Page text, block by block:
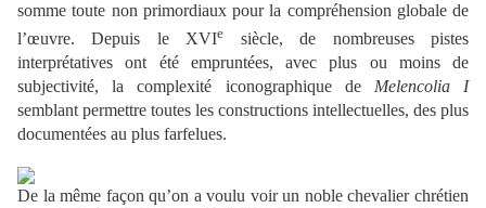
somme toute non primordiaux pour la compréhension globale de
l’œuvre. Depuis le XVIe siècle, de nombreuses pistes
interprétatives ont été empruntées, avec plus ou moins de
subjectivité, la complexité iconographique de Melencolia I
semblant permettre toutes les constructions intellectuelles, des plus
documentées au plus farfelues.
De la même façon qu’on a voulu voir un noble chevalier chrétien